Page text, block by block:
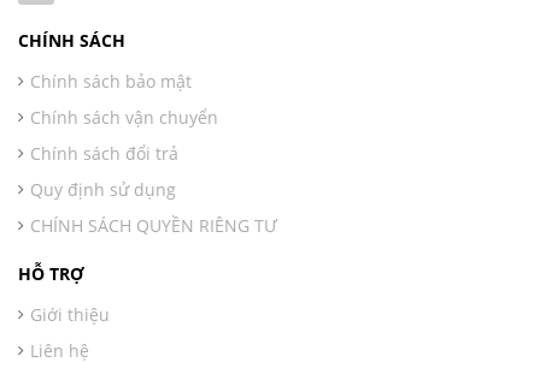
CHÍNH SÁCH
Chính sách bảo mật
Chính sách vận chuyển
Chính sách đổi trả
Quy định sử dụng
CHÍNH SÁCH QUYỀN RIÊNG TƯ
HỖ TRỢ
Giới thiệu
Liên hệ